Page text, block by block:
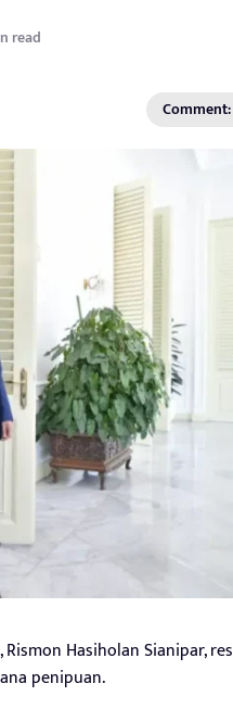
read
Hasiholan Sianipar,
penipuan.